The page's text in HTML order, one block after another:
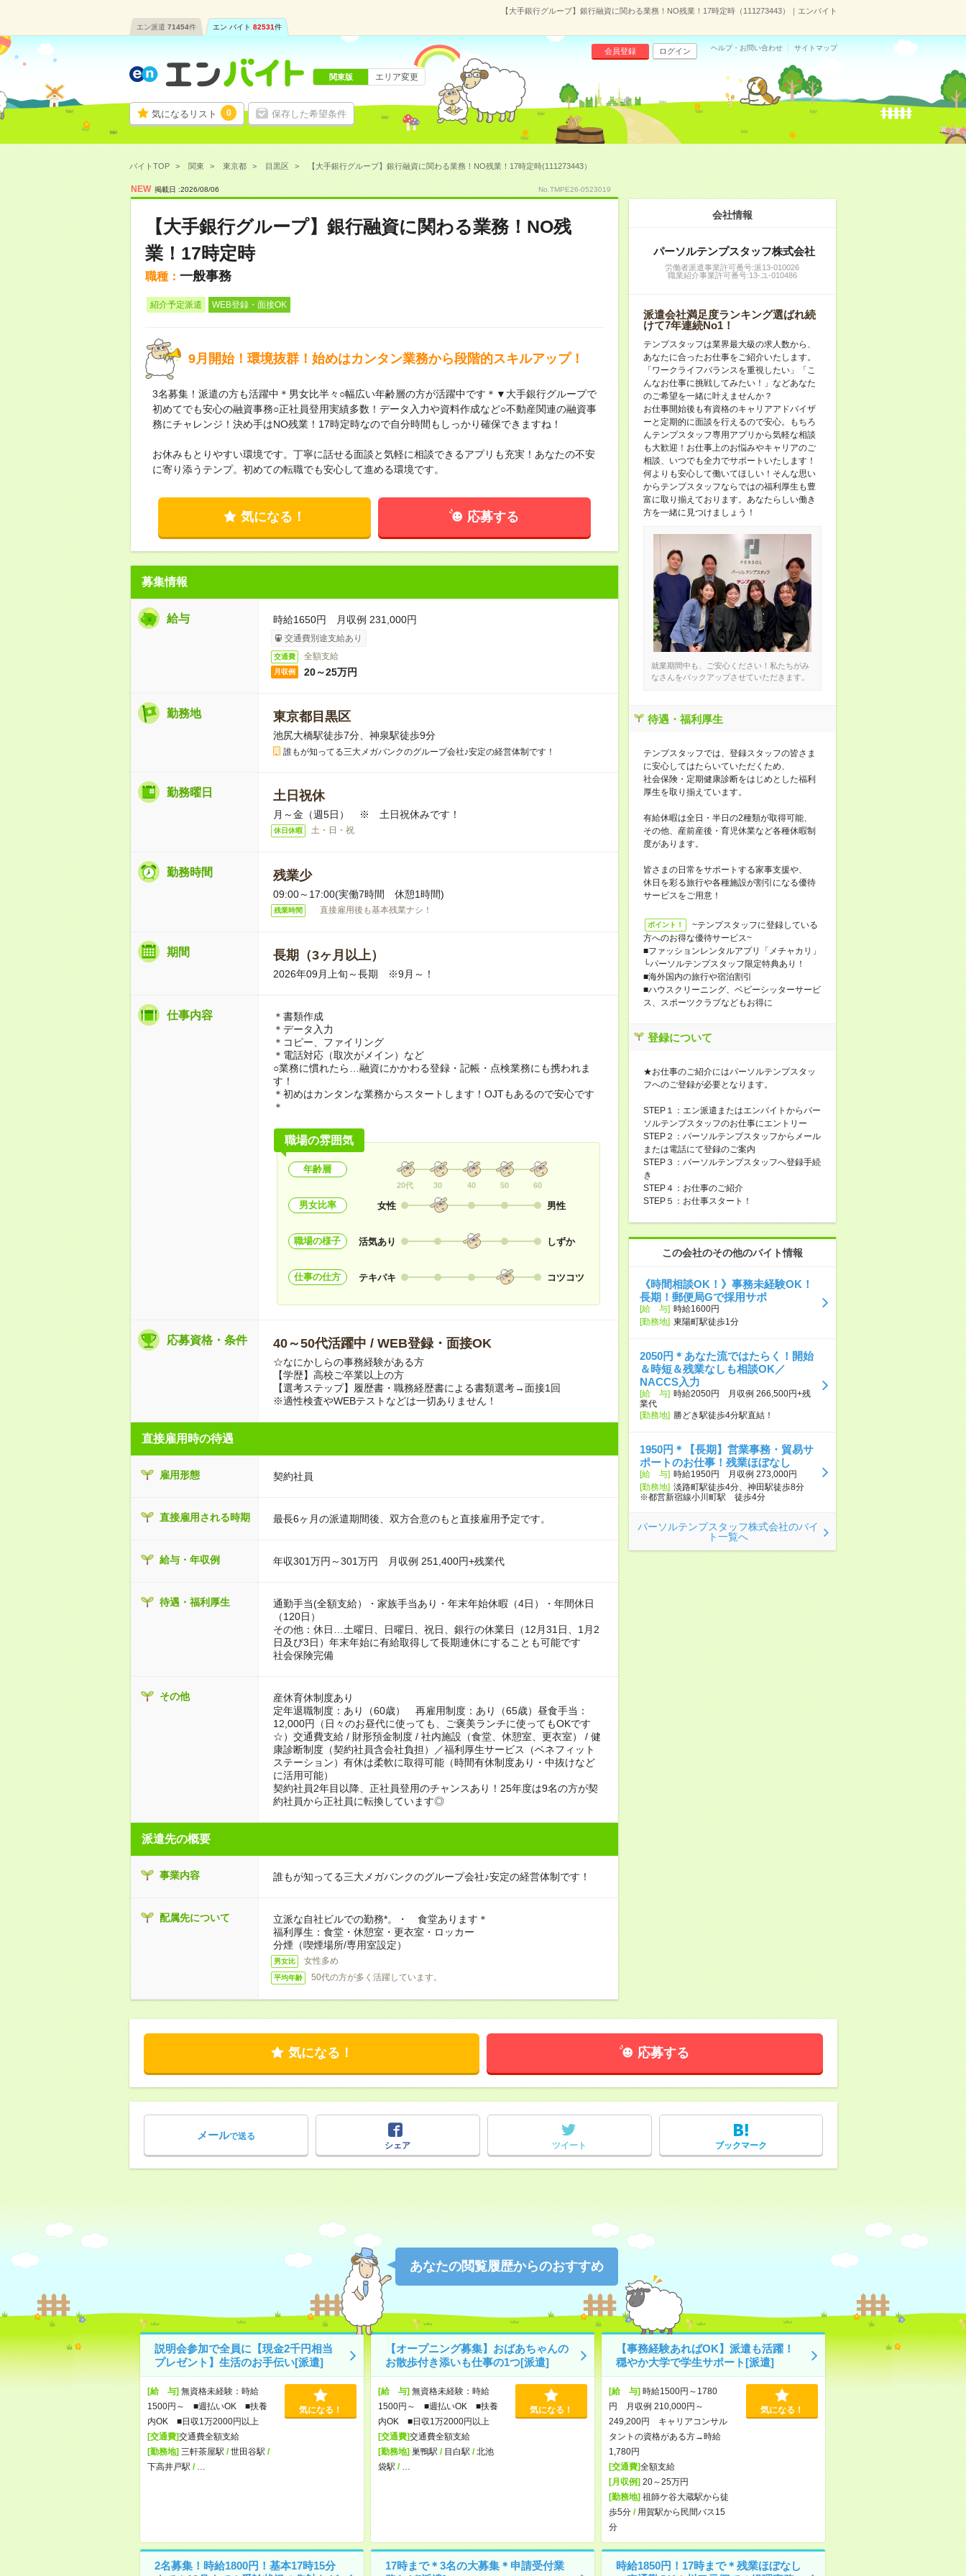
【大手銀行グループ】銀行融資に関わる業務！NO残業！17時定時（111273443）｜エンバイト
エン派遣 71454件 エン バイト 82531件
気になるリスト 0 保存した希望条件
会員登録 ログイン ヘルプ・お問い合わせ サイトマップ
関東版 エリア変更
バイトTOP 関東 東京都 目黒区 【大手銀行グループ】銀行融資に関わる業務！NO残業！17時定時(111273443）
NEW 掲載日 :2026/08/06 No.TMPE26-0523019
【大手銀行グループ】銀行融資に関わる業務！NO残
業！17時定時
職種： 一般事務
紹介予定派遣 WEB登録・面接OK
9月開始！環境抜群！始めはカンタン業務から段階的スキルアップ！
3名募集！派遣の方も活躍中＊男女比半々○幅広い年齢層の方が活躍中です＊▼大手銀行グループで
初めてでも安心の融資事務○正社員登用実績多数！データ入力や資料作成など○不動産関連の融資事
務にチャレンジ！決め手はNO残業！17時定時なので自分時間もしっかり確保できますね！
お休みもとりやすい環境です。丁寧に話せる面談と気軽に相談できるアプリも充実！あなたの不安
に寄り添うテンプ。初めての転職でも安心して進める環境です。
気になる！ 応募する
募集情報
給与 時給1650円 月収例 231,000円
交通費別途支給あり
交通費 全額支給
月収例 20～25万円
勤務地 東京都目黒区
池尻大橋駅徒歩7分、神泉駅徒歩9分
誰もが知ってる三大メガバンクのグループ会社♪安定の経営体制です！
勤務曜日 土日祝休
月～金（週5日） ※ 土日祝休みです！
休日休暇 土・日・祝
勤務時間 残業少
09:00～17:00(実働7時間 休憩1時間)
残業時間 直接雇用後も基本残業ナシ！
期間 長期（3ヶ月以上）
2026年09月上旬～長期 ※9月～！
仕事内容
＊書類作成
＊データ入力
＊コピー、ファイリング
＊電話対応（取次がメイン）など
○業務に慣れたら…融資にかかわる登録・記帳・点検業務にも携われま
す！
＊初めはカンタンな業務からスタートします！OJTもあるので安心です
＊
職場の雰囲気
年齢層
20代 30 40 50 60
男女比率 女性 男性
職場の様子 活気あり しずか
仕事の仕方 テキパキ コツコツ
応募資格・条件 40～50代活躍中 / WEB登録・面接OK
☆なにかしらの事務経験がある方
【学歴】高校ご卒業以上の方
【選考ステップ】履歴書・職務経歴書による書類選考→面接1回
※適性検査やWEBテストなどは一切ありません！
直接雇用時の待遇
雇用形態 契約社員
直接雇用される時期 最長6ヶ月の派遣期間後、双方合意のもと直接雇用予定です。
給与・年収例 年収301万円～301万円 月収例 251,400円+残業代
待遇・福利厚生
通勤手当(全額支給）・家族手当あり・年末年始休暇（4日）・年間休日
（120日）
その他：休日…土曜日、日曜日、祝日、銀行の休業日（12月31日、1月2
日及び3日）年末年始に有給取得して長期連休にすることも可能です
社会保険完備
その他
産休育休制度あり
定年退職制度：あり（60歳） 再雇用制度：あり（65歳）昼食手当：
12,000円（日々のお昼代に使っても、ご褒美ランチに使ってもOKです
☆）交通費支給 / 財形預金制度 / 社内施設（食堂、休憩室、更衣室） / 健
康診断制度（契約社員含会社負担）／福利厚生サービス（ベネフィット
ステーション）有休は柔軟に取得可能（時間有休制度あり・中抜けなど
に活用可能）
契約社員2年目以降、正社員登用のチャンスあり！25年度は9名の方が契
約社員から正社員に転換しています◎
派遣先の概要
事業内容 誰もが知ってる三大メガバンクのグループ会社♪安定の経営体制です！
配属先について
立派な自社ビルでの勤務*。・ 食堂あります＊
福利厚生：食堂・休憩室・更衣室・ロッカー
分煙（喫煙場所/専用室設定）
男女比 女性多め
平均年齢 50代の方が多く活躍しています。
会社情報
パーソルテンプスタッフ株式会社
労働者派遣事業許可番号:派13-010026
職業紹介事業許可番号:13-ユ-010486
派遣会社満足度ランキング選ばれ続
けて7年連続No1！
テンプスタッフは業界最大級の求人数から、
あなたに合ったお仕事をご紹介いたします。
「ワークライフバランスを重視したい」「こ
んなお仕事に挑戦してみたい！」などあなた
のご希望を一緒に叶えませんか？
お仕事開始後も有資格のキャリアアドバイザ
ーと定期的に面談を行えるので安心。もちろ
んテンプスタッフ専用アプリから気軽な相談
も大歓迎！お仕事上のお悩みやキャリアのご
相談、いつでも全力でサポートいたします！
何よりも安心して働いてほしい！そんな思い
からテンプスタッフならではの福利厚生も豊
富に取り揃えております。あなたらしい働き
方を一緒に見つけましょう！
就業期間中も、ご安心ください！私たちがみ
なさんをバックアップさせていただきます。
待遇・福利厚生
テンプスタッフでは、登録スタッフの皆さま
に安心してはたらいていただくため、
社会保険・定期健康診断をはじめとした福利
厚生を取り揃えています。
有給休暇は全日・半日の2種類が取得可能、
その他、産前産後・育児休業など各種休暇制
度があります。
皆さまの日常をサポートする家事支援や、
休日を彩る旅行や各種施設が割引になる優待
サービスをご用意！
ポイント！
~テンプスタッフに登録している
方へのお得な優待サービス~
■ファッションレンタルアプリ「メチャカリ」
└パーソルテンプスタッフ限定特典あり！
■海外国内の旅行や宿泊割引
■ハウスクリーニング、ベビーシッターサービ
ス、スポーツクラブなどもお得に
登録について
★お仕事のご紹介にはパーソルテンプスタッ
フへのご登録が必要となります。
STEP１：エン派遣またはエンバイトからパー
ソルテンプスタッフのお仕事にエントリー
STEP２：パーソルテンプスタッフからメール
または電話にて登録のご案内
STEP３：パーソルテンプスタッフへ登録手続
き
STEP４：お仕事のご紹介
STEP５：お仕事スタート！
この会社のその他のバイト情報
《時間相談OK！》事務未経験OK！
長期！郵便局Gで採用サポ
[給 与] 時給1600円
[勤務地] 東陽町駅徒歩1分
2050円＊あなた流ではたらく！開始
＆時短＆残業なしも相談OK／
NACCS入力
[給 与] 時給2050円 月収例 266,500円+残
業代
[勤務地] 勝どき駅徒歩4分駅直結！
1950円＊【長期】営業事務・貿易サ
ポートのお仕事！残業ほぼなし
[給 与] 時給1950円 月収例 273,000円
[勤務地] 淡路町駅徒歩4分、神田駅徒歩8分
※都営新宿線小川町駅 徒歩4分
パーソルテンプスタッフ株式会社のバイ
ト一覧へ
気になる！ 応募する
メールで送る
シェア
ツイート ブックマーク
あなたの閲覧履歴からのおすすめ
説明会参加で全員に【現金2千円相当
プレゼント】生活のお手伝い[派遣]
[給 与]無資格未経験：時給
1500円～ ■週払いOK ■扶養
内OK ■日収1万2000円以上
[交通費]交通費全額支給
[勤務地]三軒茶屋駅 /世田谷駅 /
下高井戸駅 /
気になる！
【オープニング募集】おばあちゃんの
お散歩付き添いも仕事の1つ[派遣]
[給 与]無資格未経験：時給
1500円～ ■週払いOK ■扶養
内OK ■日収1万2000円以上
[交通費]交通費全額支給
[勤務地]巣鴨駅 / 目白駅 /北池
袋駅 /
気になる！
【事務経験あればOK】派遣も活躍！
穏やか大学で学生サポート[派遣]
[給 与]時給1500円～1780
円 月収例 210,000円～
249,200円 キャリアコンサル
タントの資格がある方→時給
1,780円
[交通費]全額支給
[月収例]20～25万円
[勤務地]祖師ケ谷大蔵駅から徒
歩5分/ 用賀駅から民間バス15
分
気になる！
2名募集！時給1800円！基本17時15分
17時まで＊3名の大募集＊申請受付業
時給1850円！17時まで＊残業ほぼなし